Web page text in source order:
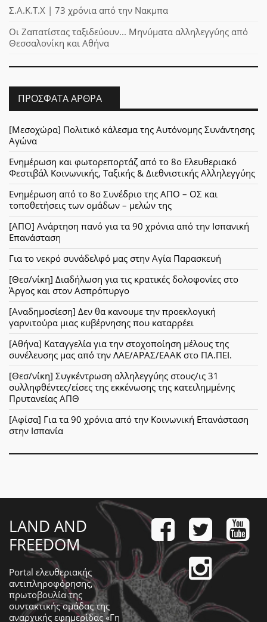
Σ.Α.Κ.Τ.Χ | 73 χρόνια από την Νακμπα
Οι Ζαπατίστας ταξιδεύουν... Μηνύματα αλληλεγγύης από
Θεσσαλονίκη και Αθήνα
ΠΡΌΣΦΑΤΑ ΆΡΘΡΑ
[Μεσοχώρα] Πολιτικό κάλεσμα της Αυτόνομης Συνάντησης
Αγώνα
Ενημέρωση και φωτορεπορτάζ από το 8ο Ελευθεριακό
Φεστιβάλ Κοινωνικής, Ταξικής & Διεθνιστικής Αλληλεγγύης
Ενημέρωση από το 8ο Συνέδριο της ΑΠΟ – ΟΣ και
τοποθετήσεις των ομάδων – μελών της
[ΑΠΟ] Ανάρτηση πανό για τα 90 χρόνια από την Ισπανική
Επανάσταση
Για το νεκρό συνάδελφό μας στην Αγία Παρασκευή
[Θεσ/νίκη] Διαδήλωση για τις κρατικές δολοφονίες στο
Άργος και στον Ασπρόπυργο
[Αναδημοσίεση] Δεν θα κανουμε την προεκλογική
γαρνιτούρα μιας κυβέρνησης που καταρρέει
[Αθήνα] Καταγγελία για την στοχοποίηση μέλους της
συνέλευσης μας από την ΛΑΕ/ΑΡΑΣ/ΕΑΑΚ στο ΠΑ.ΠΕΙ.
[Θεσ/νίκη] Συγκέντρωση αλληλεγγύης στους/ις 31
συλληφθέντες/είσες της εκκένωσης της κατειλημμένης
Πρυτανείας ΑΠΘ
[Αφίσα] Για τα 90 χρόνια από την Κοινωνική Επανάσταση
στην Ισπανία
LAND AND
FREEDOM
Portal ελευθεριακής
αντιπληροφόρησης,
πρωτοβουλία της
συντακτικής ομάδας της
αναρχικής εφημερίδας «Γη